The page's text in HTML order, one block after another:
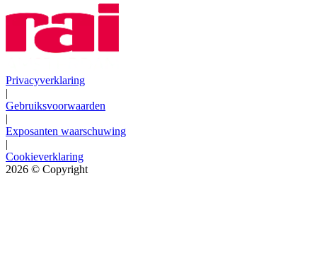
Privacyverklaring
|
Gebruiksvoorwaarden
|
Exposanten waarschuwing
|
Cookieverklaring
2026 © Copyright